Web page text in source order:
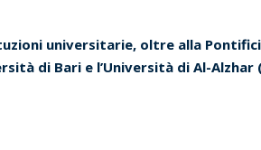
universitarie, oltre alla
di Bari e l’Università di Al-Alzhar